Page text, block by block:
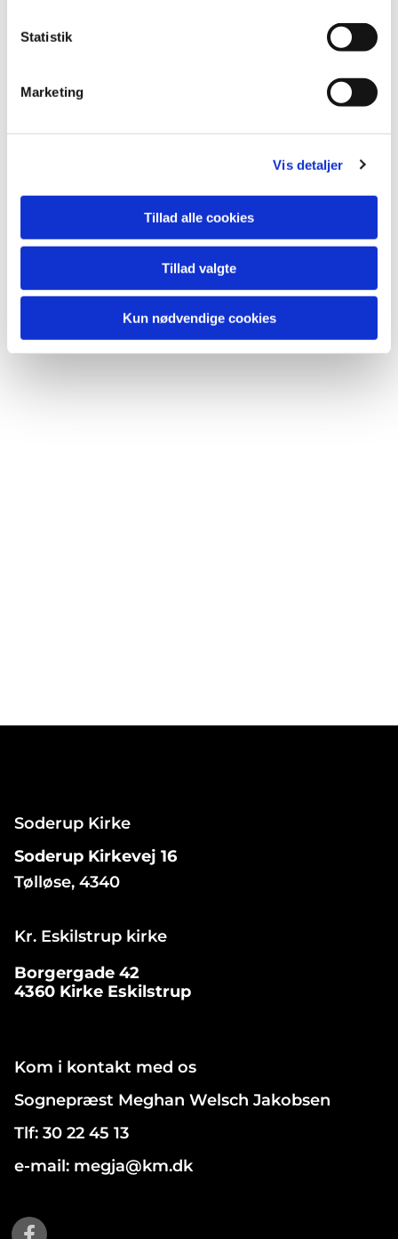
Statistik
Marketing
Vis detaljer
Tillad alle cookies
Tillad valgte
Kun nødvendige cookies
Soderup Kirke
Soderup Kirkevej 16
Tølløse, 4340
Kr. Eskilstrup kirke
Borgergade 42
4360 Kirke Eskilstrup
Kom i kontakt med os
Sognepræst Meghan Welsch Jakobsen
Tlf: 30 22 45 13
e-mail: megja@km.dk